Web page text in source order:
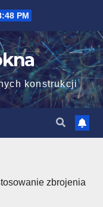
PM
konstrukcji
zbrojenia